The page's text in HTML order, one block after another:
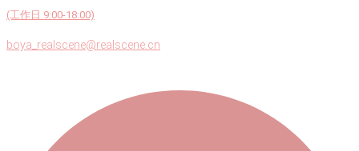
(工作日 9:00-18:00)
boya_realscene@realscene.cn